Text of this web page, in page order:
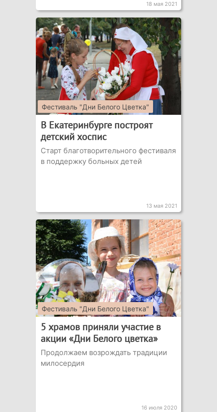
18 мая 2021
Фестиваль "Дни Белого Цветка"
В Екатеринбурге построят
детский хоспис
Старт благотворительного фестиваля
в поддержку больных детей
13 мая 2021
Фестиваль "Дни Белого Цветка"
5 храмов приняли участие в
акции «Дни Белого цветка»
Продолжаем возрождать традиции
милосердия
16 июля 2020